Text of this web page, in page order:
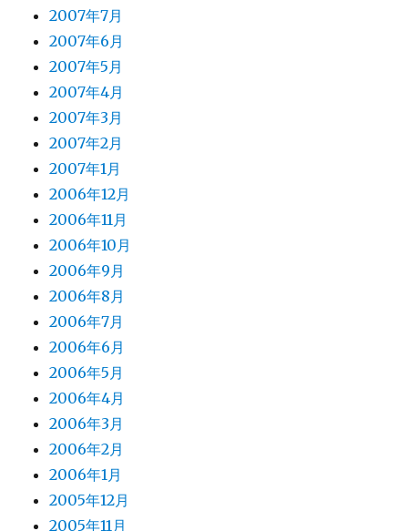
2007年7月
2007年6月
2007年5月
2007年4月
2007年3月
2007年2月
2007年1月
2006年12月
2006年11月
2006年10月
2006年9月
2006年8月
2006年7月
2006年6月
2006年5月
2006年4月
2006年3月
2006年2月
2006年1月
2005年12月
2005年11月